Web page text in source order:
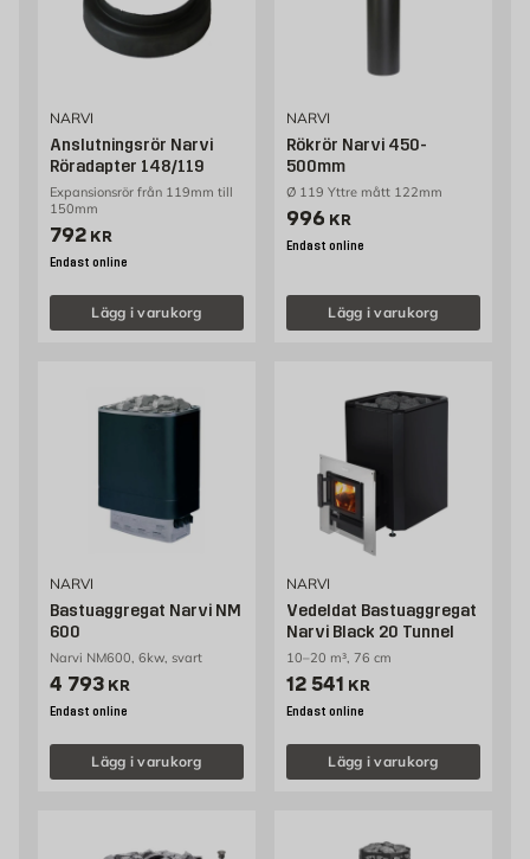
NARVI
Anslutningsrör Narvi
Röradapter 148/119
Expansionsrör från 119mm till
150mm
Pris 792 kr
792 KR
Endast online
Lägg i varukorg
NARVI
Rökrör Narvi 450-
500mm
Ø 119 Yttre mått 122mm
Pris 996 kr
996 KR
Endast online
Lägg i varukorg
NARVI
Bastuaggregat Narvi NM
600
Narvi NM600, 6kw, svart
Pris 4793 kr
4 793 KR
Endast online
Lägg i varukorg
NARVI
Vedeldat Bastuaggregat
Narvi Black 20 Tunnel
10–20 m³, 76 cm
Pris 12541 kr
12 541 KR
Endast online
Lägg i varukorg